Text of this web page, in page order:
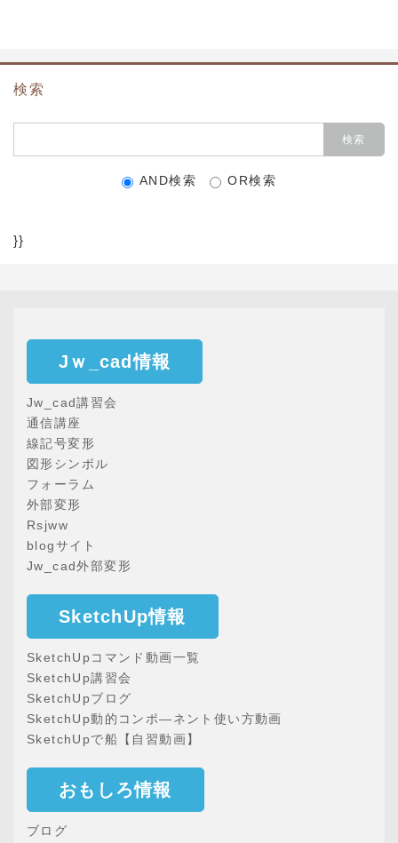
検索
AND検索 OR検索
}}
Jｗ_cad情報
Jw_cad講習会
通信講座
線記号変形
図形シンボル
フォーラム
外部変形
Rsjww
blogサイト
Jw_cad外部変形
SketchUp情報
SketchUpコマンド動画一覧
SketchUp講習会
SketchUpブログ
SketchUp動的コンポ―ネント使い方動画
SketchUpで船【自習動画】
おもしろ情報
ブログ